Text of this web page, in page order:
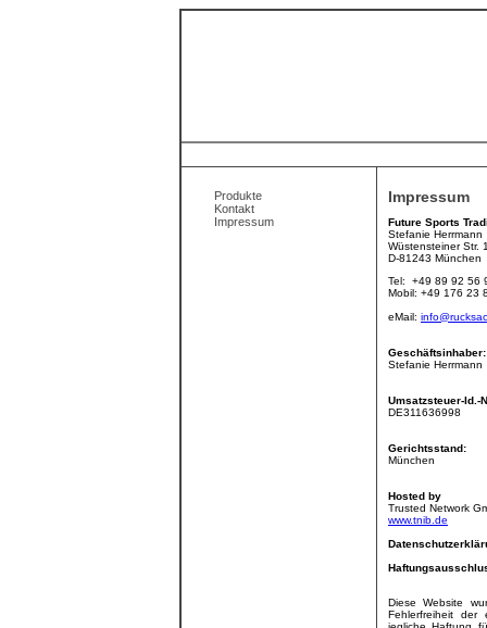
Produkte
Kontakt
Impressum
Impressum
Future Sports
Stefanie Herrmann
Wüstensteiner Str.
D-81243 München
Tel: +49 89 92 56
Mobil: +49 176 23
eMail:
Geschäftsinhaber:
Stefanie Herrmann
Umsatzsteuer-Id.-
DE311636998
Gerichtsstand:
München
Hosted by
Trusted Network
www.tnib.de
Diese Website
Fehlerfreiheit der